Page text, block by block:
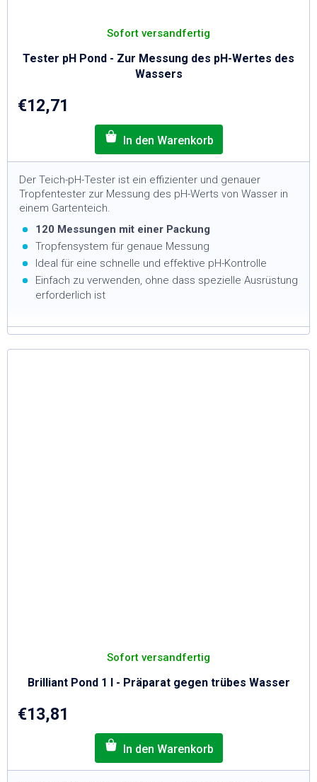
Tester pH Pond - Zur Messung des pH-Wertes des
Wassers
Sofort versandfertig
€12,71
Der Teich-pH-Tester ist ein effizienter und genauer
Tropfentester zur Messung des pH-Werts von Wasser in
einem Gartenteich.
120 Messungen mit einer Packung
Tropfensystem für genaue Messung
Ideal für eine schnelle und effektive pH-Kontrolle
Einfach zu verwenden, ohne dass spezielle Ausrüstung
erforderlich ist
Brilliant Pond 1 l - Präparat gegen trübes Wasser
Sofort versandfertig
€13,81